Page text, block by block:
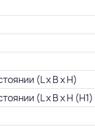
(L х B х H)
(L х B х H (Н1)